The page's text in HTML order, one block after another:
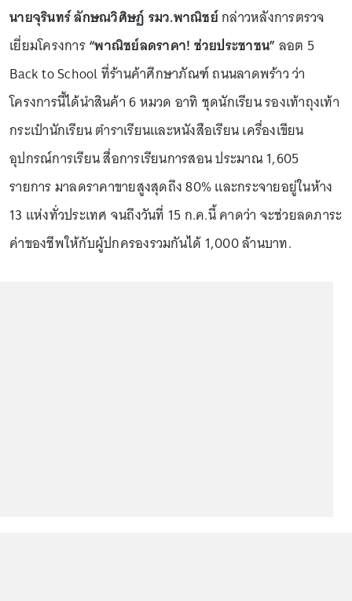
นายจุรินทร์ ลักษณวิศิษฏ์ รมว.พาณิชย์กล่าวหลังการตรวจ
เยี่ยมโครงการ“พาณิชย์ลดราคา! ช่วยประชาชน” ลอต 5
Back to School ที่ร้านค้าศึกษาภัณฑ์ ถนนลาดพร้าว ว่า
โครงการนี้ได้นำสินค้า 6 หมวด อาทิ ชุดนักเรียน รองเท้าถุงเท้า
กระเป๋านักเรียน ตำราเรียนและหนังสือเรียน เครื่องเขียน
อุปกรณ์การเรียน สื่อการเรียนการสอน ประมาณ 1,605
รายการ มาลดราคาขายสูงสุดถึง 80% และกระจายอยู่ในห้าง
13 แห่งทั่วประเทศ จนถึงวันที่ 15 ก.ค.นี้ คาดว่า จะช่วยลดภาระ
ค่าของชีพให้กับผู้ปกครองรวมกันได้ 1,000 ล้านบาท.